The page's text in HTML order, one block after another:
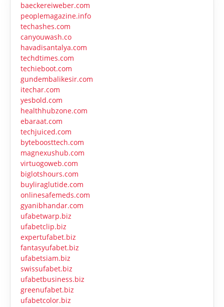
baeckereiweber.com
peoplemagazine.info
techashes.com
canyouwash.co
havadisantalya.com
techdtimes.com
techieboot.com
gundembalikesir.com
itechar.com
yesbold.com
healthhubzone.com
ebaraat.com
techjuiced.com
byteboosttech.com
magnexushub.com
virtuogoweb.com
biglotshours.com
buyliraglutide.com
onlinesafemeds.com
gyanibhandar.com
ufabetwarp.biz
ufabetclip.biz
expertufabet.biz
fantasyufabet.biz
ufabetsiam.biz
swissufabet.biz
ufabetbusiness.biz
greenufabet.biz
ufabetcolor.biz